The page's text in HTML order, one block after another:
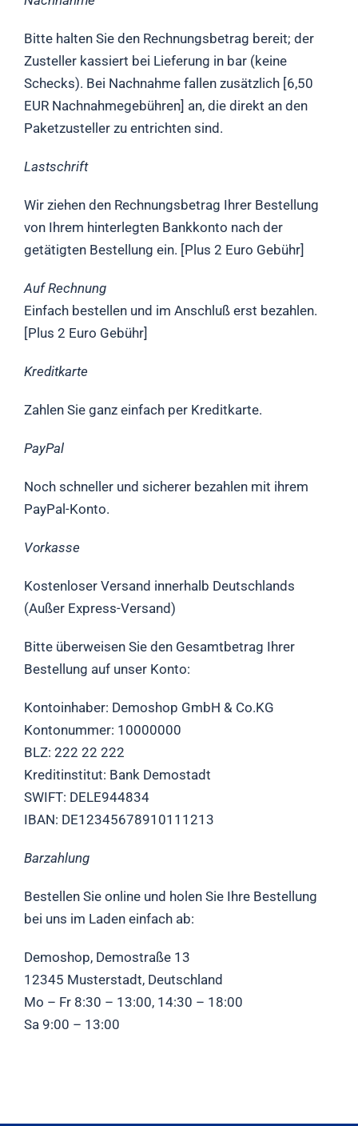
Bitte halten Sie den Rechnungsbetrag bereit; der
Zusteller kassiert bei Lieferung in bar (keine
Schecks). Bei Nachnahme fallen zusätzlich [6,50
EUR Nachnahmegebühren] an, die direkt an den
Paketzusteller zu entrichten sind.
Lastschrift
Wir ziehen den Rechnungsbetrag Ihrer Bestellung
von Ihrem hinterlegten Bankkonto nach der
getätigten Bestellung ein. [Plus 2 Euro Gebühr]
Auf Rechnung
Einfach bestellen und im Anschluß erst bezahlen.
[Plus 2 Euro Gebühr]
Kreditkarte
Zahlen Sie ganz einfach per Kreditkarte.
PayPal
Noch schneller und sicherer bezahlen mit ihrem
PayPal-Konto.
Vorkasse
Kostenloser Versand innerhalb Deutschlands
(Außer Express-Versand)
Bitte überweisen Sie den Gesamtbetrag Ihrer
Bestellung auf unser Konto:
Kontoinhaber: Demoshop GmbH & Co.KG
Kontonummer: 10000000
BLZ: 222 22 222
Kreditinstitut: Bank Demostadt
SWIFT: DELE944834
IBAN: DE12345678910111213
Barzahlung
Bestellen Sie online und holen Sie Ihre Bestellung
bei uns im Laden einfach ab:
Demoshop, Demostraße 13
12345 Musterstadt, Deutschland
Mo – Fr 8:30 – 13:00, 14:30 – 18:00
Sa 9:00 – 13:00